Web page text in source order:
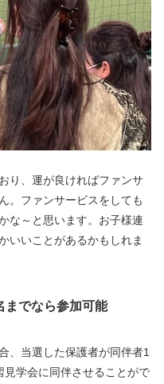
り、運が良ければファンサ
。ファンサービスをしても
な～と思います。お子様連
いいことがあるかもしれま
までなら参加可能
、当選した保護者が同伴者1
学会に同伴させることがで